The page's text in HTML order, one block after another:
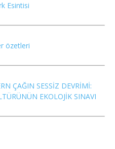
Esintisi
özetleri
ÇAĞIN SESSİZ DEVRİMİ:
EKOLOJİK SINAVI